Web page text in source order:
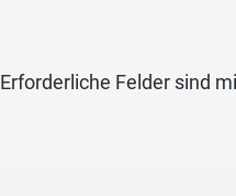
Erforderliche Felder sind